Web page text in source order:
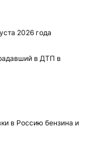
2026 года
в ДТП в
в Россию бензина и